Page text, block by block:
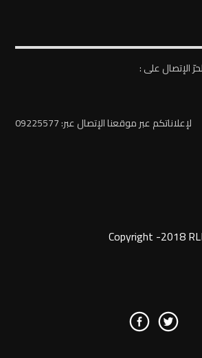
الإتصال على :
لإعلاناتكم عبر موقعنا الإتصال عبر: 09225577
Copyright -2018